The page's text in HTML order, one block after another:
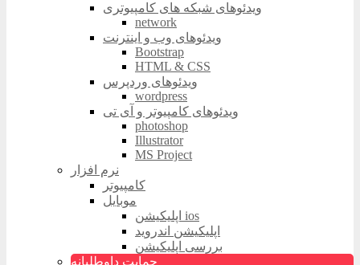
ویدئوهای شبکه های کامپیوتری
network
ویدئوهای وب و اینترنت
Bootstrap
HTML & CSS
ویدئوهای وردپرس
wordpress
ویدئوهای کامپیوتر و آی تی
photoshop
Illustrator
MS Project
نرم افزار
کامپیوتر
موبایل
اپلیکیشن ios
اپلیکیشن اندروید
بررسی اپلیکیشن
حمایت داوطلبانه